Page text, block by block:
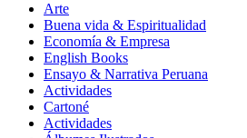
Arte
Buena vida & Espiritualidad
Economía & Empresa
English Books
Ensayo & Narrativa Peruana
Actividades
Cartoné
Actividades